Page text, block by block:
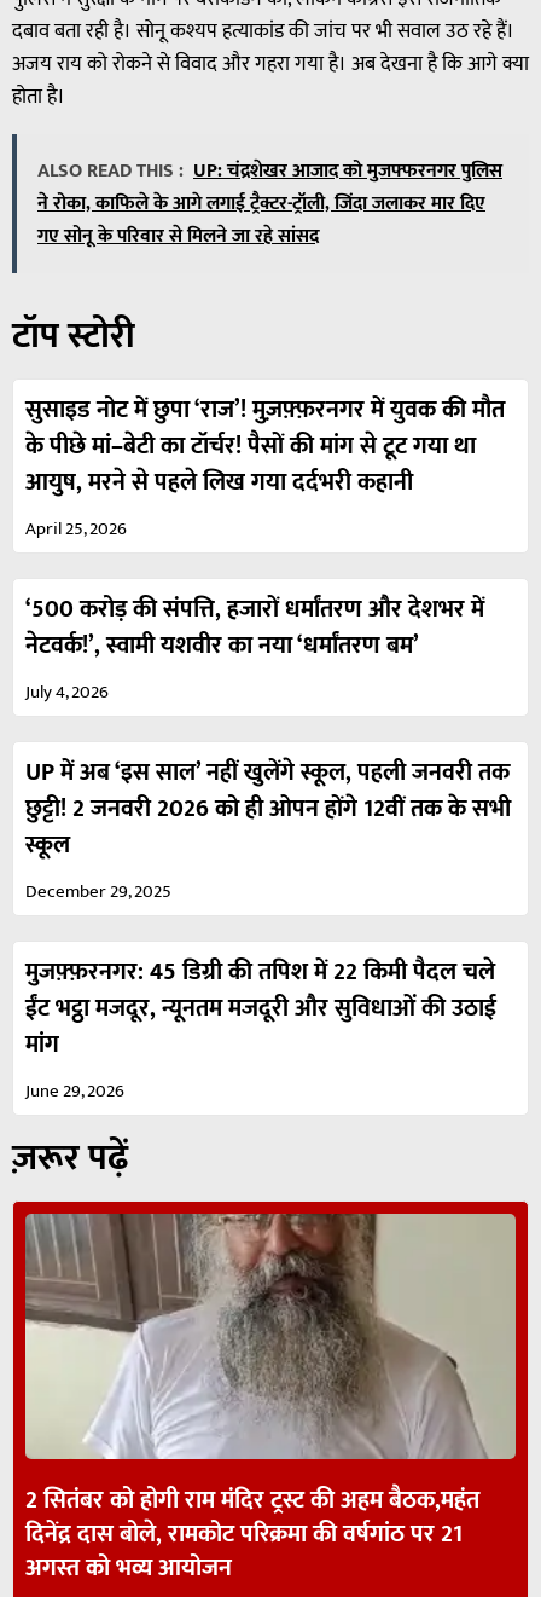
दबाव बता रही है। सोनू कश्यप हत्याकांड की जांच पर भी सवाल उठ रहे हैं।
अजय राय को रोकने से विवाद और गहरा गया है। अब देखना है कि आगे क्या
होता है।
ALSO READ THIS : UP: चंद्रशेखर आजाद को मुजफ्फरनगर पुलिस
ने रोका, काफिले के आगे लगाई ट्रैक्टर-ट्रॉली, जिंदा जलाकर मार दिए
गए सोनू के परिवार से मिलने जा रहे सांसद
टॉप स्टोरी
सुसाइड नोट में छुपा ‘राज’! मुज़फ़्फ़रनगर में युवक की मौत
के पीछे मां–बेटी का टॉर्चर! पैसों की मांग से टूट गया था
आयुष, मरने से पहले लिख गया दर्दभरी कहानी
April 25, 2026
‘500 करोड़ की संपत्ति, हजारों धर्मांतरण और देशभर में
नेटवर्क!’, स्वामी यशवीर का नया ‘धर्मांतरण बम’
July 4, 2026
UP में अब ‘इस साल’ नहीं खुलेंगे स्कूल, पहली जनवरी तक
छुट्टी! 2 जनवरी 2026 को ही ओपन होंगे 12वीं तक के सभी
स्कूल
December 29, 2025
मुजफ़्फ़रनगर: 45 डिग्री की तपिश में 22 किमी पैदल चले
ईंट भट्ठा मजदूर, न्यूनतम मजदूरी और सुविधाओं की उठाई
मांग
June 29, 2026
ज़रूर पढ़ें
2 सितंबर को होगी राम मंदिर ट्रस्ट की अहम बैठक,महंत
दिनेंद्र दास बोले, रामकोट परिक्रमा की वर्षगांठ पर 21
अगस्त को भव्य आयोजन